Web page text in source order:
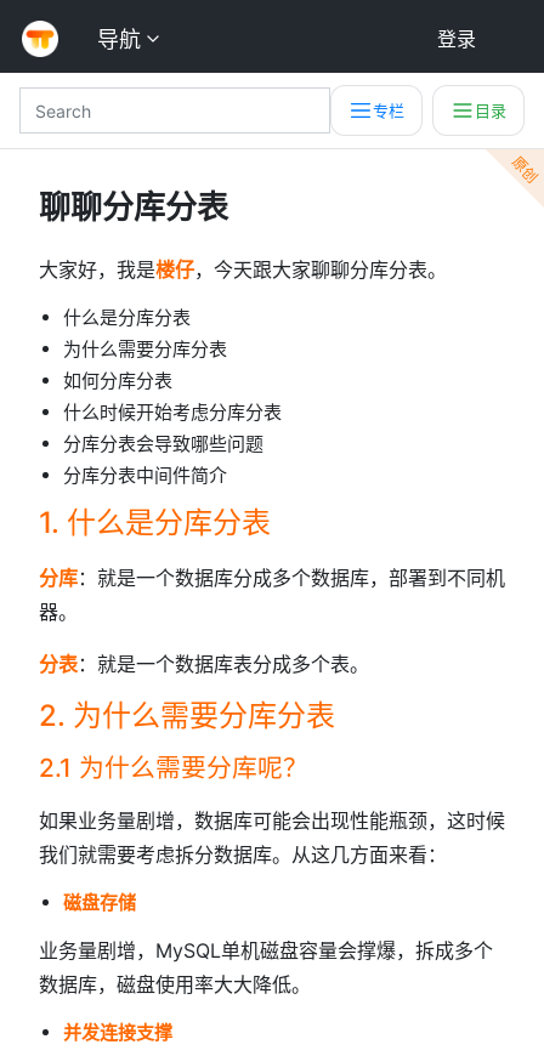
导航 登录
专栏 目录
原创
聊聊分库分表
大家好，我是楼仔，今天跟大家聊聊分库分表。
什么是分库分表
为什么需要分库分表
如何分库分表
什么时候开始考虑分库分表
分库分表会导致哪些问题
分库分表中间件简介
1. 什么是分库分表
分库：就是一个数据库分成多个数据库，部署到不同机
器。
分表：就是一个数据库表分成多个表。
2. 为什么需要分库分表
2.1 为什么需要分库呢？
如果业务量剧增，数据库可能会出现性能瓶颈，这时候
我们就需要考虑拆分数据库。从这几方面来看：
磁盘存储
业务量剧增，MySQL单机磁盘容量会撑爆，拆成多个
数据库，磁盘使用率大大降低。
并发连接支撑